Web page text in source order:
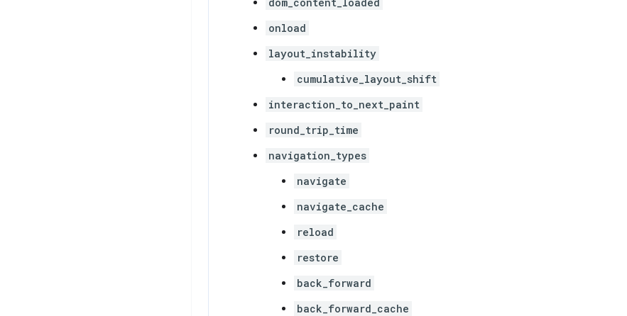
onload
layout_instability
cumulative_layout_shift
interaction_to_next_paint
round_trip_time
navigation_types
navigate
navigate_cache
reload
restore
back_forward
back_forward_cache